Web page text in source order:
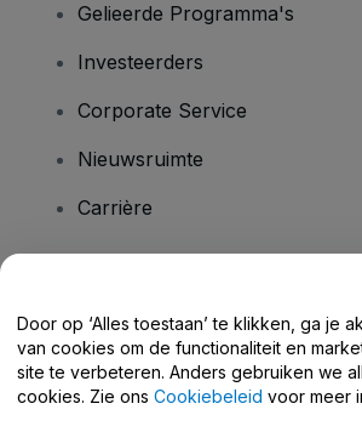
Gelieerde Programma's
Investeerders
Corporate Service
Nieuwsruimte
Carrière
Helpcentrum / Neem Contact
Door op ‘Alles toestaan’ te klikken, ga je
van cookies om de functionaliteit en
site te verbeteren. Anders gebruiken we
cookies. Zie ons Cookiebeleid voor meer